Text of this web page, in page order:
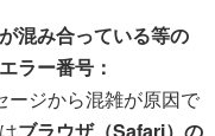
混み合っている等の
ラー番号：
ージから混雑が原因で